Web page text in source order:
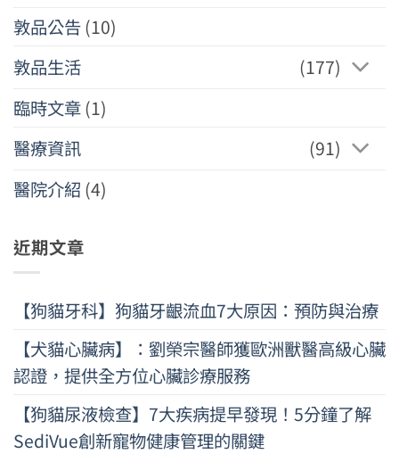
敦品公告(10)
敦品生活
(177)
臨時文章(1)
醫療資訊
(91)
醫院介紹 (4)
近期文章
【狗貓牙科】狗貓牙齦流血7大原因：預防與治療
【犬貓心臟病】：劉榮宗醫師獲歐洲獸醫高級心臟
認證，提供全方位心臟診療服務
【狗貓尿液檢查】7大疾病提早發現！5分鐘了解
SediVue創新寵物健康管理的關鍵